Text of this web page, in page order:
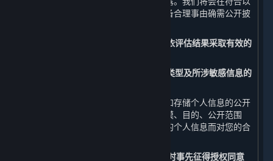
下要求的情况下，经法律法规授权或具备合理事由确需公开披
1. 事先开展个人信息安全影响评估，并依评估结果采取有效的
2. 向您告知公开披露个人信息的目的、类型及所涉敏感信息的
如公开您的个人信息，我们将准确记录和存储个人信息的公开
披露的情况，包括公开披露的日期、规模、目的、公开范围
等。此外，我们还将承担因公开披露您的个人信息而对您的合
（四） 共享、转让、公开披露个人信息时事先征得授权同意